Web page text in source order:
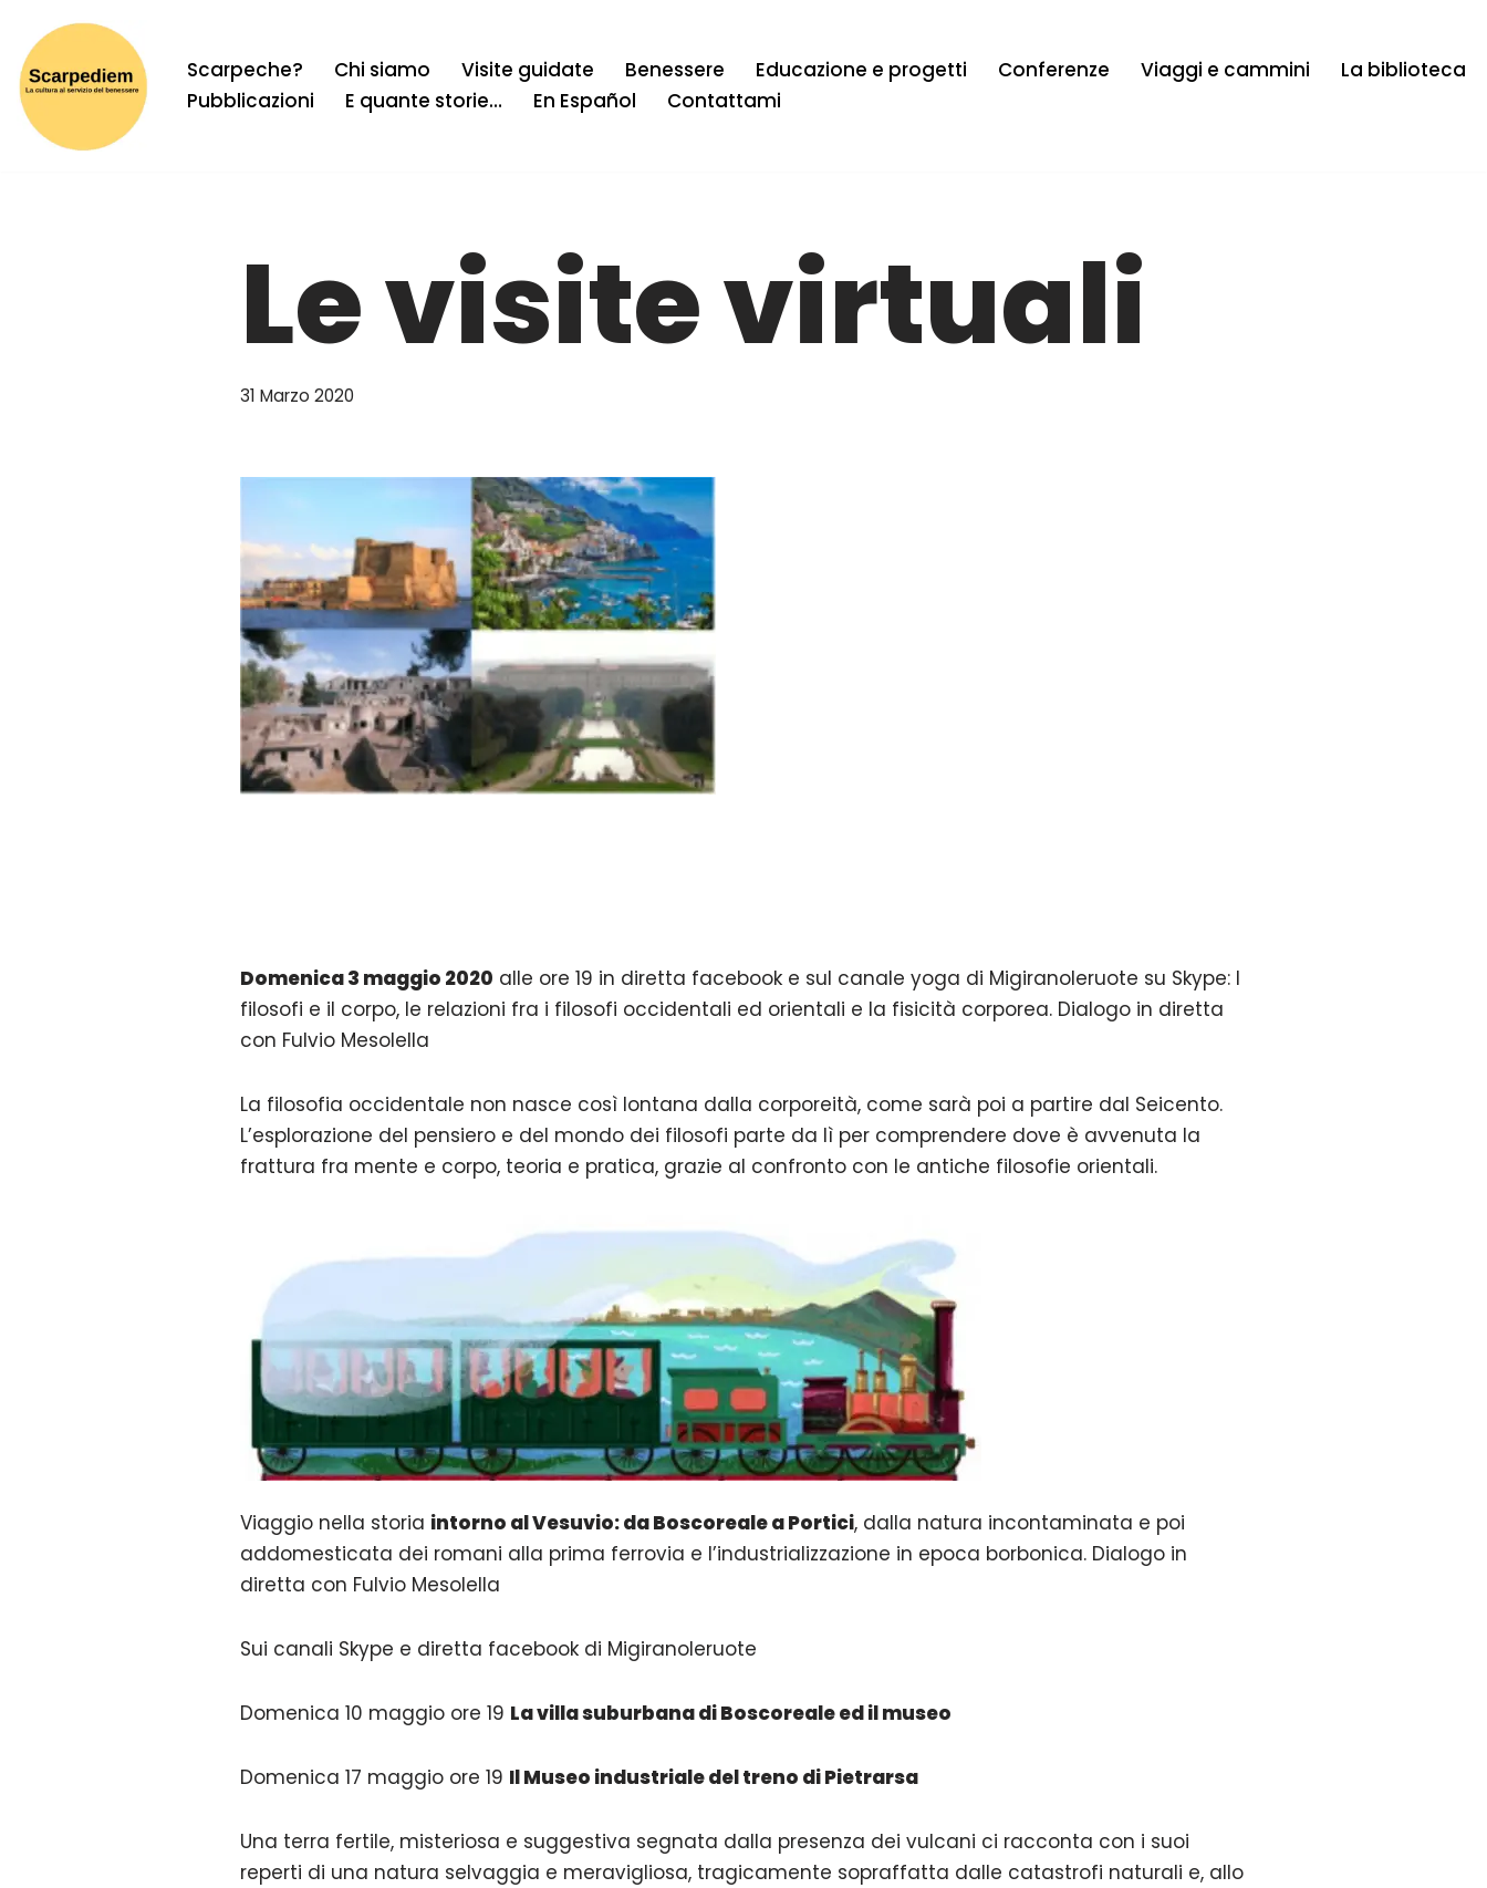
Vai
al
contenuto
Scarpeche? Chi siamo Visite guidate Benessere Educazione e progetti Conferenze Viaggi e cammini
La biblioteca
Pubblicazioni
E quante storie… En Español Contattami
Le visite virtuali
31 Marzo 2020
Domenica 3 maggio 2020 alle ore 19 in diretta facebook e sul canale yoga di Migiranoleruote su Skype: I
filosofi e il corpo, le relazioni fra i filosofi occidentali ed orientali e la fisicità corporea. Dialogo in diretta
con Fulvio Mesolella
La filosofia occidentale non nasce così lontana dalla corporeità, come sarà poi a partire dal Seicento.
L’esplorazione del pensiero e del mondo dei filosofi parte da lì per comprendere dove è avvenuta la
frattura fra mente e corpo, teoria e pratica, grazie al confronto con le antiche filosofie orientali.
Viaggio nella storia intorno al Vesuvio: da Boscoreale a Portici, dalla natura incontaminata e poi
addomesticata dei romani alla prima ferrovia e l’industrializzazione in epoca borbonica. Dialogo in
diretta con Fulvio Mesolella
Sui canali Skype e diretta facebook di Migiranoleruote
Domenica 10 maggio ore 19 La villa suburbana di Boscoreale ed il museo
Domenica 17 maggio ore 19 Il Museo industriale del treno di Pietrarsa
Una terra fertile, misteriosa e suggestiva segnata dalla presenza dei vulcani ci racconta con i suoi
reperti di una natura selvaggia e meravigliosa, tragicamente sopraffatta dalle catastrofi naturali e, allo